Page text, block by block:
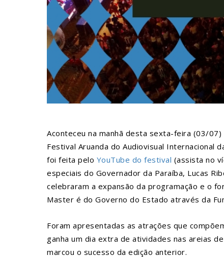
Aconteceu na manhã desta sexta-feira (03/
Festival Aruanda do Audiovisual Internacional
foi feita pelo YouTube do festival (assista no
especiais do Governador da Paraíba, Lucas
celebraram a expansão da programação e o
Master é do Governo do Estado através da
Foram apresentadas as atrações que
ganha um dia extra de atividades nas areias
marcou o sucesso da edição anterior.